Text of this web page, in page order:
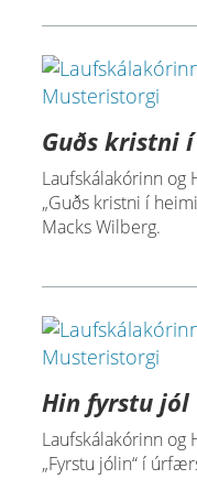
Guðs kristni
Laufskálakórinn og
„Guðs kristni í
Macks Wilberg.
Hin fyrstu jól
Laufskálakórinn og
„Fyrstu jólin“ í